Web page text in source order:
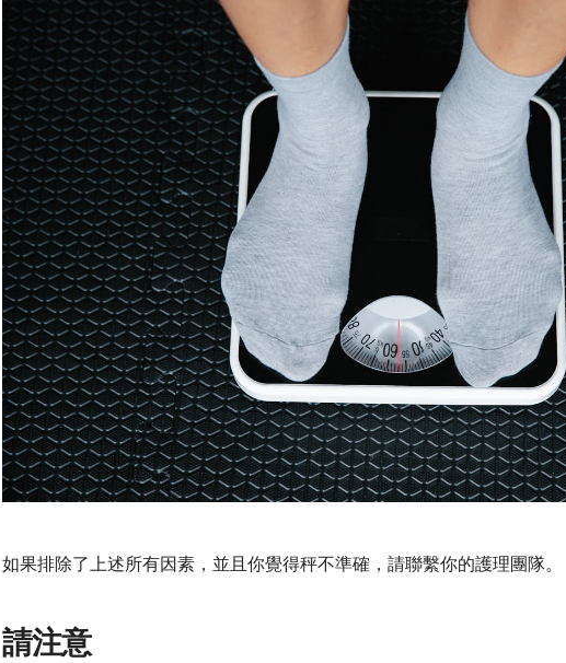
如果排除了上述所有因素，並且你覺得秤不準確，請聯繫你的護理團隊。
請注意